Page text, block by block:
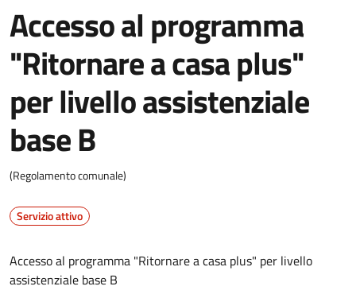
Accesso al programma
"Ritornare a casa plus"
per livello assistenziale
base B
(Regolamento comunale)
Servizio attivo
Accesso al programma "Ritornare a casa plus" per livello
assistenziale base B